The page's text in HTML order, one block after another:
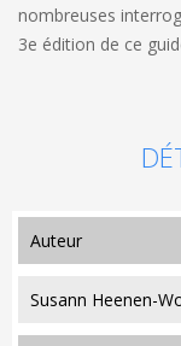
nombreuses
3e édition de ce
auteur
Susann Heenen-